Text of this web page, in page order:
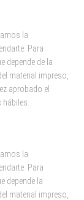
la
Para
depende de la
material impreso,
aprobado el
la
Para
depende la
material impreso,